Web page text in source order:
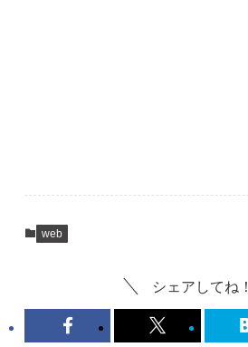
web
シェアしてね！